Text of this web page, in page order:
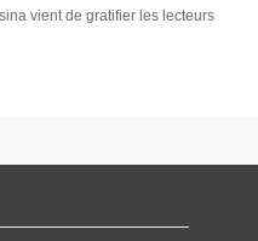
vient de gratifier les lecteurs